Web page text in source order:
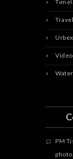
Urbex
Video
PM